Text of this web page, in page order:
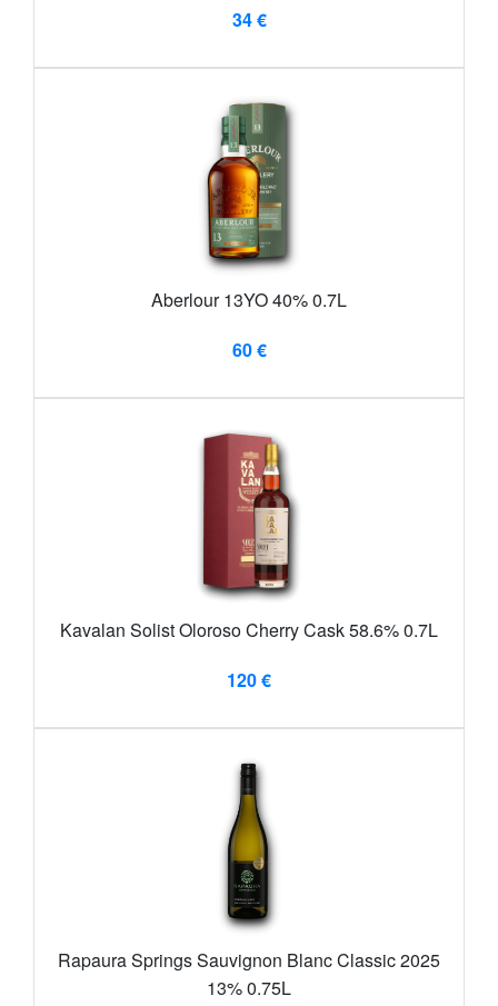
34 €
Aberlour 13YO 40% 0.7L
60 €
Kavalan Solist Oloroso Cherry Cask 58.6% 0.7L
120 €
Rapaura Springs Sauvignon Blanc Classic 2025
13% 0.75L